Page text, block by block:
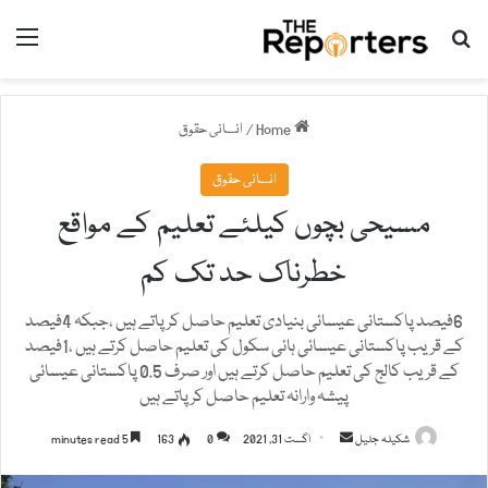
Search for
/ انسانی حقوق
انسانی حقوق
مسیحی بچوں کیلئے تعلیم کے مواقع
خطرناک حد تک کم
6فیصد پاکستانی عیسائی بنیادی تعلیم حاصل کر پاتے ہیں ،جبکہ 4فیصد
کے قریب پاکستانی عیسائی ہائی سکول کی تعلیم حاصل کرتے ہیں ،1فیصد
کے قریب کالج کی تعلیم حاصل کرتے ہیں اور صرف 0.5 پاکستانی عیسائی
پیشہ وارانہ تعلیم حاصل کرپاتے ہیں
شکیلہ جلیل اگست 31, 2021 0
163